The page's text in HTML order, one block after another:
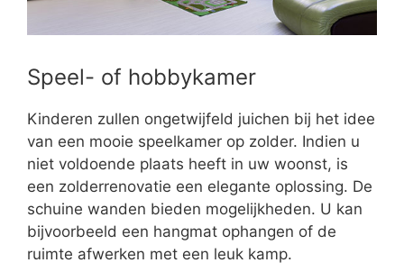
Speel- of hobbykamer
Kinderen zullen ongetwijfeld juichen bij het idee
van een mooie speelkamer op zolder. Indien u
niet voldoende plaats heeft in uw woonst, is
een zolderrenovatie een elegante oplossing. De
schuine wanden bieden mogelijkheden. U kan
bijvoorbeeld een hangmat ophangen of de
ruimte afwerken met een leuk kamp.